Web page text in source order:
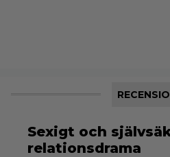
Sexigt och
relationsdrama